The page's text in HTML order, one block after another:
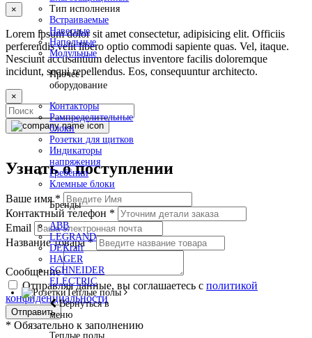
Тип исполнения
Встраиваемые
Навесные
Напольные
Модульные
Прочее
оборудование
Контакторы
Рампределительные
блоки
Розетки для щитков
Индикаторы
напряжения
Гребёнки
Клемные блоки
Бренды
ABB
LEGRAND
DEKraft
HAGER
SCHNEIDER
ELECTRIC
Теплые полы
Вернуться в
меню
Теплые полы
×
Lorem ipsum dolor sit amet consectetur, adipisicing elit. Officiis
perferendis velit libero optio commodi sapiente quas. Vel, itaque.
Nesciunt accusantium delectus inventore facilis doloremque
incidunt, sequi repellendus. Eos, consequuntur architecto.
×
Узнать о поступлении
Ваше имя*
Контактный телефон *
Email
Название товара*
Сообщение
Отправляя данные, вы соглашаетесь с политикой
конфиденциальности
Отправить
* Обязательно к заполнению